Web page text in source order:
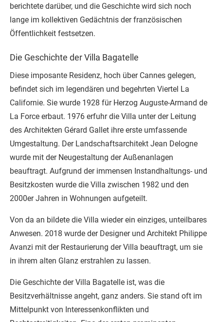
berichtete darüber, und die Geschichte wird sich noch
lange im kollektiven Gedächtnis der französischen
Öffentlichkeit festsetzen.
Die Geschichte der Villa Bagatelle
Diese imposante Residenz, hoch über Cannes gelegen,
befindet sich im legendären und begehrten Viertel La
Californie. Sie wurde 1928 für Herzog Auguste-Armand de
La Force erbaut. 1976 erfuhr die Villa unter der Leitung
des Architekten Gérard Gallet ihre erste umfassende
Umgestaltung. Der Landschaftsarchitekt Jean Delogne
wurde mit der Neugestaltung der Außenanlagen
beauftragt. Aufgrund der immensen Instandhaltungs- und
Besitzkosten wurde die Villa zwischen 1982 und den
2000er Jahren in Wohnungen aufgeteilt.
Von da an bildete die Villa wieder ein einziges, unteilbares
Anwesen. 2018 wurde der Designer und Architekt Philippe
Avanzi mit der Restaurierung der Villa beauftragt, um sie
in ihrem alten Glanz erstrahlen zu lassen.
Die Geschichte der Villa Bagatelle ist, was die
Besitzverhältnisse angeht, ganz anders. Sie stand oft im
Mittelpunkt von Interessenkonflikten und